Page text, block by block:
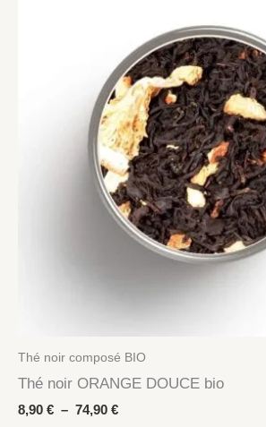
Thé noir composé BIO
Thé noir ORANGE DOUCE bio
8,90 € – 74,90 €Plage